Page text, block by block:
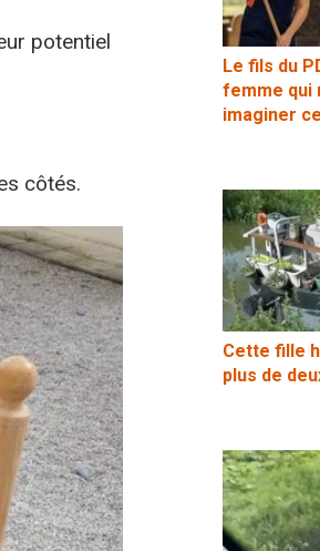
potentiel
côtés.
Le fils du
femme qui
imaginer
Cette fille
plus de